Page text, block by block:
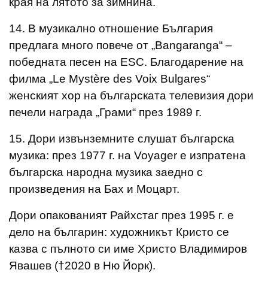
14. В музикално отношение България
предлага много повече от „Bangaranga“ –
победната песен на ESC. Благодарение на
филма „Le Mystère des Voix Bulgares“
женският хор на българската телевизия дори
печели награда „Грами“ през 1989 г.
15. Дори извънземните слушат българска
музика: през 1977 г. на Voyager е изпратена
българска народна музика заедно с
произведения на Бах и Моцарт.
Дори опакованият Райхстаг през 1995 г. е
дело на българин: художникът Кристо се
казва с пълното си име Христо Владимиров
Явашев (†2020 в Ню Йорк).